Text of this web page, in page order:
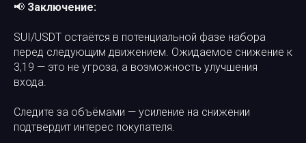
📢 Заключение:
SUI/USDT остаётся в потенциальной фазе набора
перед следующим движением. Ожидаемое снижение к
3,19 — это не угроза, а возможность улучшения
входа.
Следите за объёмами — усиление на снижении
подтвердит интерес покупателя.